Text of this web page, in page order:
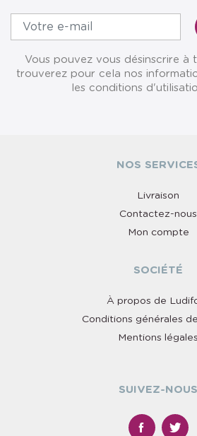
Vous pouvez vous désinscrire à
trouverez pour cela nos
les conditions
NOS
Livraison
Contactez-nous
Mon compte
SOCIÉTÉ
À propos de
Conditions générales
Mentions légales
SUIVEZ-NOUS